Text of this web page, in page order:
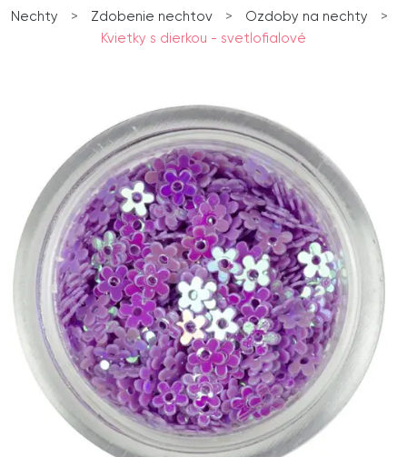
Nechty > Zdobenie nechtov > Ozdoby na nechty
>
Kvietky s dierkou - svetlofialové